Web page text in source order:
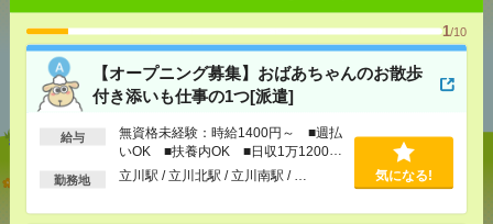
1/10
【オープニング募集】おばあちゃんのお散歩
付き添いも仕事の1つ[派遣]
給与
無資格未経験：時給1400円～ ■週払
いOK ■扶養内OK ■日収1万1200円
以上
勤務地 立川駅 / 立川北駅 / 立川南駅 / … 気になる!
あなたの閲覧履歴からの
おすすめ
【オープニング募集】おばあちゃんのお散歩付き添